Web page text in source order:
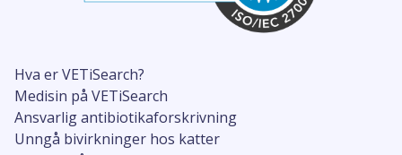
Hva er VETiSearch?
Medisin på VETiSearch
Ansvarlig antibiotikaforskrivning
Unngå bivirkninger hos katter